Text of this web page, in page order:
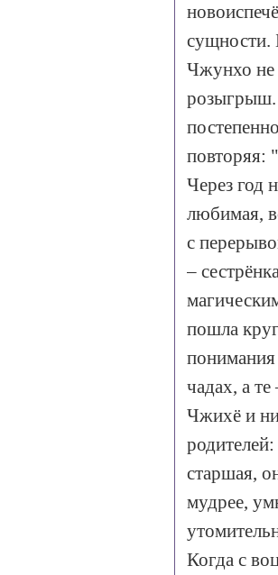
сущности.
Чжунхо не
розыгрыш.
повторяя:
Через год
любимая,
с
–
пошла
понимания
чадах, а
Чжихё и ни
старшая,
мудрее,
Когда с